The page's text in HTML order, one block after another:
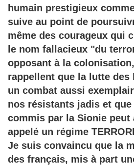
humain prestigieux
suive au point de
même des courageux qui
le nom fallacieux "du
opposant à la
rappellent que la lutte des
un combat aussi
nos résistants jadis et
commis par la Sionie
appelé un régime
Je suis convaincu que la
des français, mis à part